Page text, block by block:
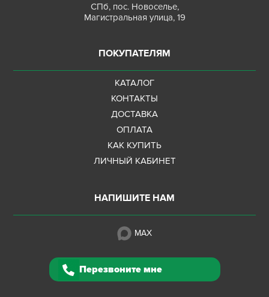
СПб, пос. Новоселье,
Магистральная улица, 19
ПОКУПАТЕЛЯМ
КАТАЛОГ
КОНТАКТЫ
ДОСТАВКА
ОПЛАТА
КАК КУПИТЬ
ЛИЧНЫЙ КАБИНЕТ
НАПИШИТЕ НАМ
MAX
Перезвоните мне